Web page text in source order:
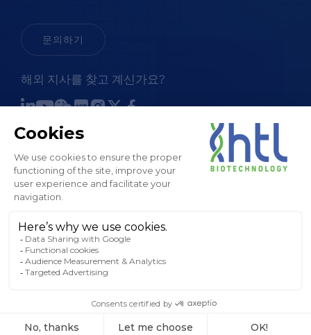
문의하기
해외 지사를 찾고 계신가요?
판매 약관
법적 고지 및 GTC
개인정보 처리방침
쿠키 정책
사이트맵